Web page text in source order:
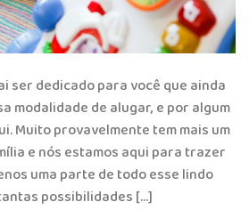
ser dedicado para você que ainda
modalidade de alugar, e por algum
Muito provavelmente tem mais um
e nós estamos aqui para trazer
uma parte de todo esse lindo
possibilidades […]